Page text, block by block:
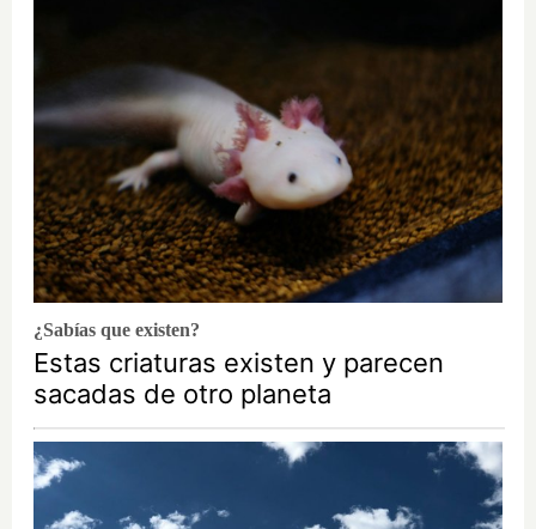
¿Sabías que existen?
Estas criaturas existen y parecen
sacadas de otro planeta